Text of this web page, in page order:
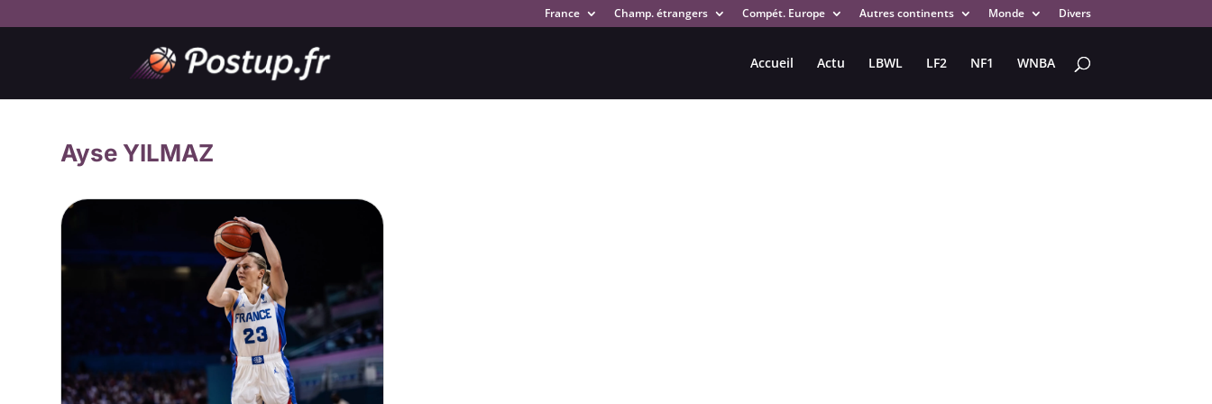
France Champ. étrangers Compét. Europe Autres continents Monde Divers
Accueil Actu LBWL LF2 NF1 WNBA
Ayse YILMAZ